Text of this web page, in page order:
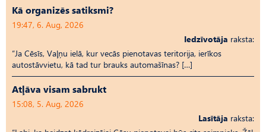
Kā organizēs satiksmi?
19:47, 6. Aug, 2026
Iedzīvotāja raksta:
“Ja Cēsīs, Vaļņu ielā, kur vecās pienotavas teritorija, ierīkos
autostāvvietu, kā tad tur brauks automašīnas? […]
Atļāva visam sabrukt
15:08, 5. Aug, 2026
Lasītāja raksta: